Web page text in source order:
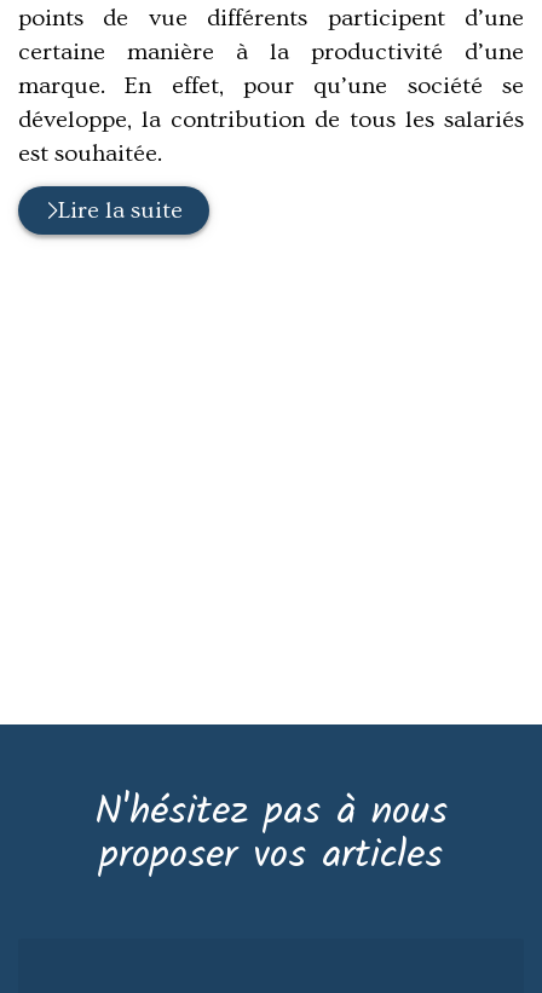
points de vue différents participent d’une
certaine manière à la productivité d’une
marque. En effet, pour qu’une société se
développe, la contribution de tous les salariés
est souhaitée.
Lire la suite
N'hésitez pas à nous
proposer vos articles